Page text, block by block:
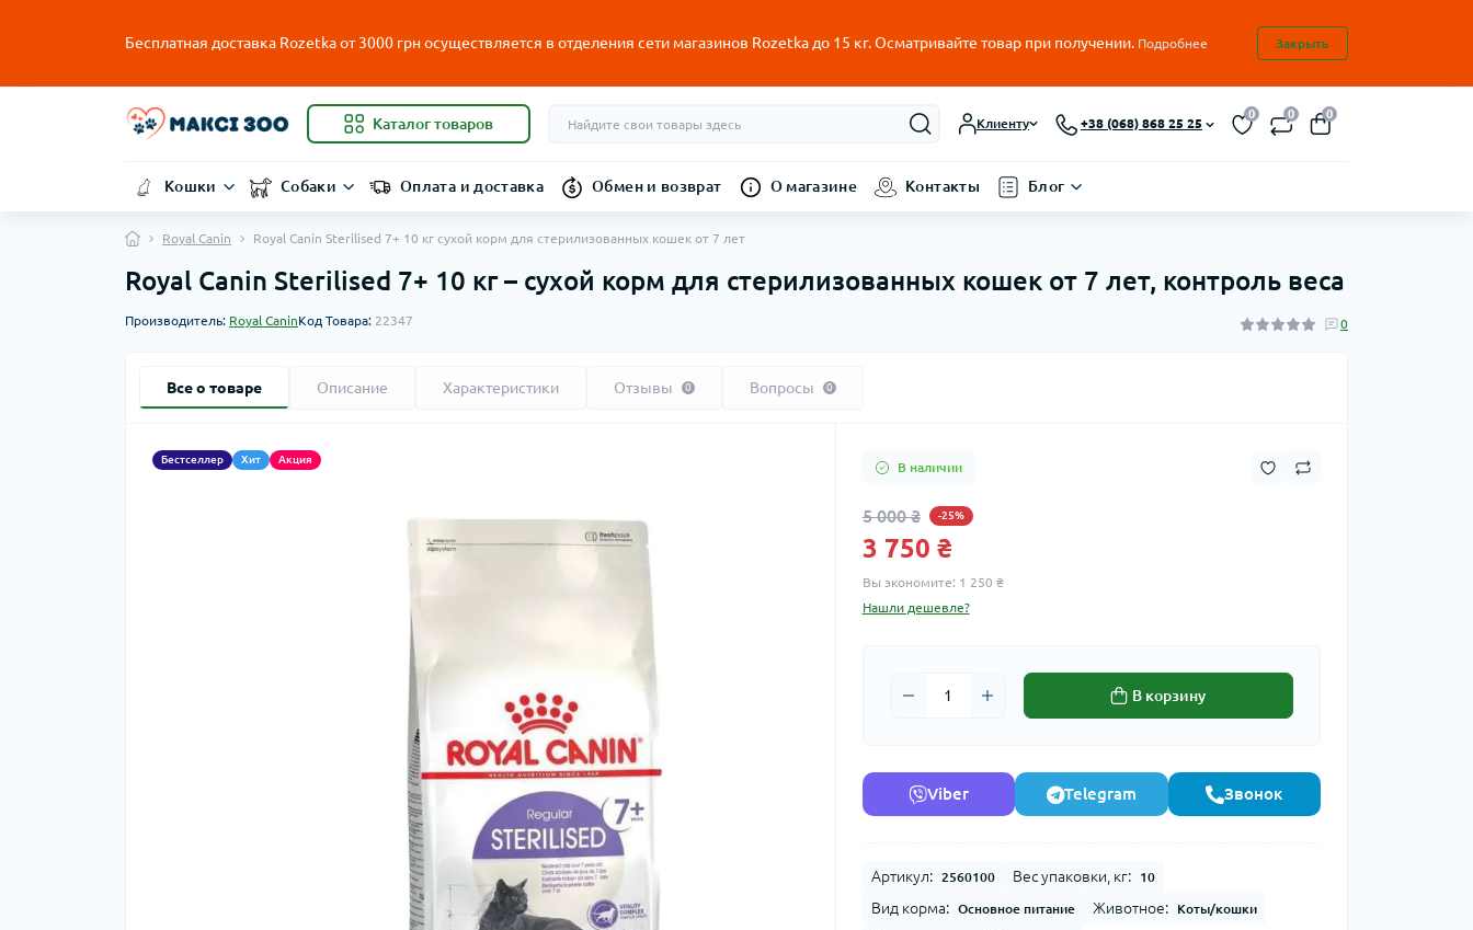
Бесплатная доставка Rozetka от3000 грн осуществляется в отделения сети магазинов Rozetka до 15 кг. Осматривайте товар при получении. Подробнее Закрыть
Каталог товаров Клиенту +38 (068) 868 25 25
0 0 0
Кошки Собаки Оплата и доставка Обмен и возврат О магазине Контакты Блог
Royal Canin Royal Canin Sterilised 7+ 10 кг сухой корм для стерилизованных кошек от 7 лет
Royal Canin Sterilised 7+ 10 кг – сухой корм для стерилизованных кошек от 7 лет, контроль веса
Производитель: Royal CaninКод Товара: 22347 0
Все о товаре Описание Характеристики Отзывы 0 Вопросы 0
Бестселлер Хит Акция
В наличии
5 000 ₴ -25%
3 750 ₴
Вы экономите: 1 250 ₴
Нашли дешевле?
В корзину
Viber Telegram Звонок
Артикул: 2560100 Вес упаковки, кг: 10
Вид корма: Основное питание Животное: Коты/кошки